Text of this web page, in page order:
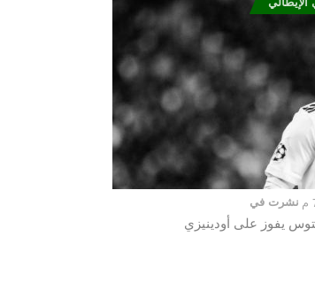
نشرت في
يفوز على أودينيزي